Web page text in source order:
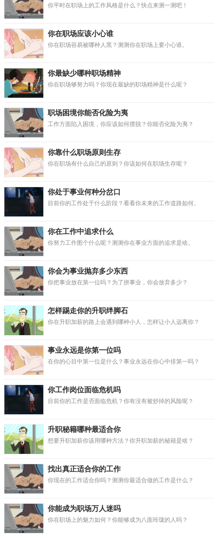
你平时在职场上的工作风格是什么？快点来测一测吧！
你在职场应该小心谁
你在职场容易被哪种人黑？测测你在职场上要小心谁。
你最缺少哪种职场精神
你在职场够努力吗？你现在最缺的职场精神是什么呢？
职场困境你能否化险为夷
工作方面陷入困境，你应该如何摆脱？你能否化险为夷？
你靠什么职场原则生存
你在职场有什么自己的原则？你该如何在职场生存呢？
你处于事业何种分岔口
目前你的工作处于什么阶段？看看你未来的工作道路如何。
你在工作中追求什么
你努力工作图个什么呢？测测你在事业方面的追求是啥。
你会为事业抛弃多少东西
你把事业放在第一位吗？为了拼事业，你会放弃多少？
怎样踢走你的升职绊脚石
你在升职加薪的路上会遇到哪种小人，怎样让小人远离你？
事业永远是你第一位吗
在你的心目中第一位是什么？事业永远在你心中排第一吗？
你工作岗位面临危机吗
目前你的工作是否面临危机？你有没有被炒掉的风险呢？
升职秘籍哪种最适合你
想要升职加薪你该用哪种方法？你升职加薪的秘籍是啥？
找出真正适合你的工作
你现在的工作适合你吗？测测你最适合做的工作是什么？
你能成为职场万人迷吗
你在职场上的魅力如何？你能够成为八面玲珑的人吗？